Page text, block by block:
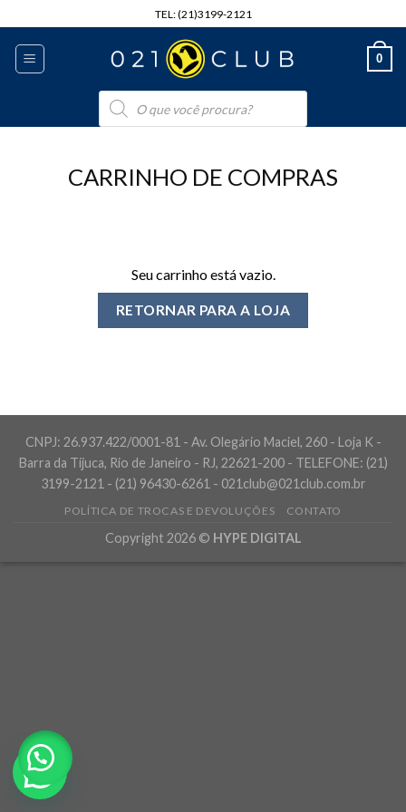
to
content
TEL: (21)3199-2121
0
Pesquisar
produtos
CARRINHO DE COMPRAS
Seu carrinho está vazio.
RETORNAR PARA A LOJA
CNPJ: 26.937.422/0001-81 - Av. Olegário Maciel, 260 - Loja K -
Barra da Tijuca, Rio de Janeiro - RJ, 22621-200 - TELEFONE: (21)
3199-2121 - (21) 96430-6261 - 021club@021club.com.br
POLÍTICA DE TROCAS E DEVOLUÇÕES CONTATO
Copyright 2026 © HYPE DIGITAL